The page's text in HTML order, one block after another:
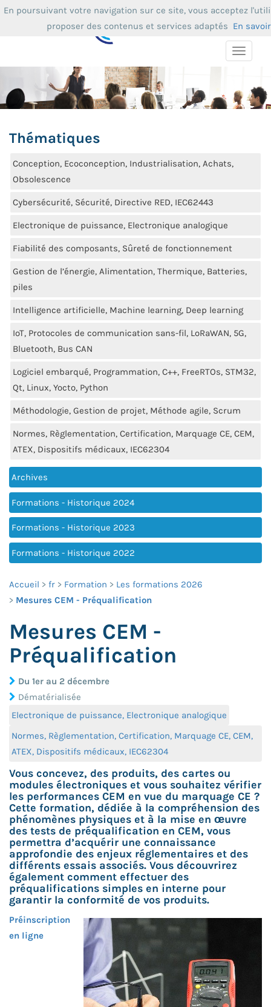
Toggle
Thématiques
Conception, Ecoconception, Industrialisation, Achats,
Obsolescence
Cybersécurité, Sécurité, Directive RED, IEC62443
Electronique de puissance, Electronique analogique
Fiabilité des composants, Sûreté de fonctionnement
Gestion de l’énergie, Alimentation, Thermique, Batteries,
piles
Intelligence artificielle, Machine learning, Deep learning
IoT, Protocoles de communication sans-fil, LoRaWAN, 5G,
Bluetooth, Bus CAN
Logiciel embarqué, Programmation, C++, FreeRTOs, STM32,
Qt, Linux, Yocto, Python
Méthodologie, Gestion de projet, Méthode agile, Scrum
Normes, Règlementation, Certification, Marquage CE, CEM,
ATEX, Dispositifs médicaux, IEC62304
Archives
Formations - Historique 2024
Formations - Historique 2023
Formations - Historique 2022
Accueil fr Formation
Les formations 2026
Mesures CEM - Préqualification
Mesures CEM -
Préqualification
Du 1er au 2 décembre
Dématérialisée
Electronique de puissance, Electronique analogique
Normes, Règlementation, Certification, Marquage CE, CEM,
ATEX, Dispositifs médicaux, IEC62304
Vous concevez, des produits, des cartes ou
modules électroniques et vous souhaitez vérifier
les performances CEM en vue du marquage CE ?
Cette formation, dédiée à la compréhension des
phénomènes physiques et à la mise en œuvre
des tests de préqualification en CEM, vous
permettra d’acquérir une connaissance
approfondie des enjeux réglementaires et des
différents essais associés. Vous découvrirez
également comment effectuer des
préqualifications simples en interne pour
garantir la conformité de vos produits.
Préinscription
en ligne
En poursuivant votre navigation sur ce site, vous acceptez
proposer des contenus et services adaptés En